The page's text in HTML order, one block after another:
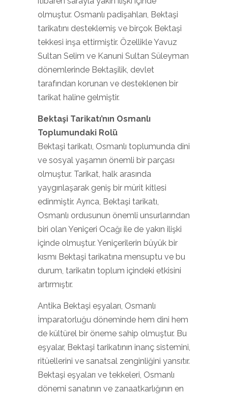
olmuştur. Osmanlı padişahları, Bektaşi
tarikatını desteklemiş ve birçok Bektaşi
tekkesi inşa ettirmiştir. Özellikle Yavuz
Sultan Selim ve Kanuni Sultan Süleyman
dönemlerinde Bektaşilik, devlet
tarafından korunan ve desteklenen bir
tarikat haline gelmiştir.
Bektaşi Tarikatı’nın Osmanlı
Toplumundaki Rolü
Bektaşi tarikatı, Osmanlı toplumunda dini
ve sosyal yaşamın önemli bir parçası
olmuştur. Tarikat, halk arasında
yaygınlaşarak geniş bir mürit kitlesi
edinmiştir. Ayrıca, Bektaşi tarikatı,
Osmanlı ordusunun önemli unsurlarından
biri olan Yeniçeri Ocağı ile de yakın ilişki
içinde olmuştur. Yeniçerilerin büyük bir
kısmı Bektaşi tarikatına mensuptu ve bu
durum, tarikatın toplum içindeki etkisini
artırmıştır.
Antika Bektaşi eşyaları, Osmanlı
İmparatorluğu döneminde hem dini hem
de kültürel bir öneme sahip olmuştur. Bu
eşyalar, Bektaşi tarikatının inanç sistemini,
ritüellerini ve sanatsal zenginliğini yansıtır.
Bektaşi eşyaları ve tekkeleri, Osmanlı
dönemi sanatının ve zanaatkarlığının en